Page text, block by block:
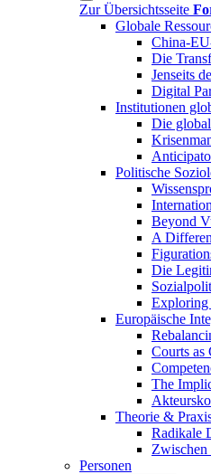
Zur Übersichtsseite
Globale
China-
Die
Jenseits
Digital
Institutionen
Die
Politische
Beyond
A
Die
Exploring
Europäische
Courts as
The
Theorie &
Radikale
Zwischen
Personen